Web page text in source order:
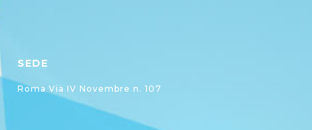
SEDE
Roma Via IV Novembre n. 107